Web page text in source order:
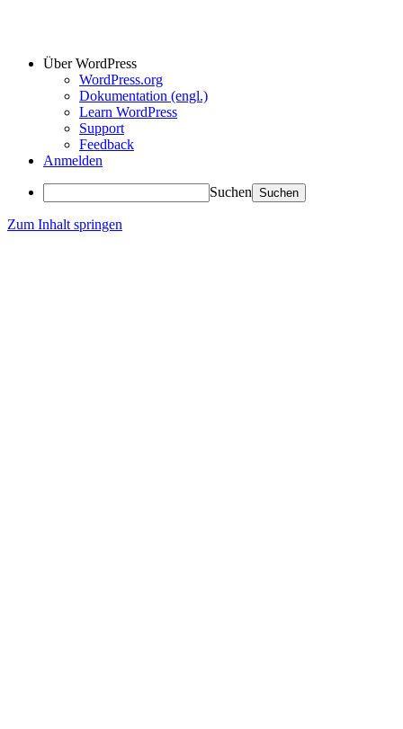
Über WordPress
WordPress.org
Dokumentation (engl.)
Learn WordPress
Support
Feedback
Anmelden
Suchen
Zum Inhalt springen